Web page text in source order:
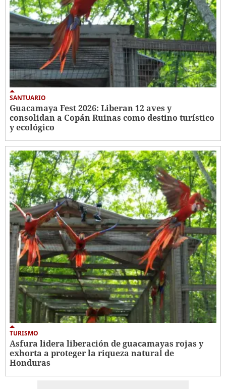
SANTUARIO
Guacamaya Fest 2026: Liberan 12 aves y
consolidan a Copán Ruinas como destino turístico
y ecológico
TURISMO
Asfura lidera liberación de guacamayas rojas y
exhorta a proteger la riqueza natural de
Honduras